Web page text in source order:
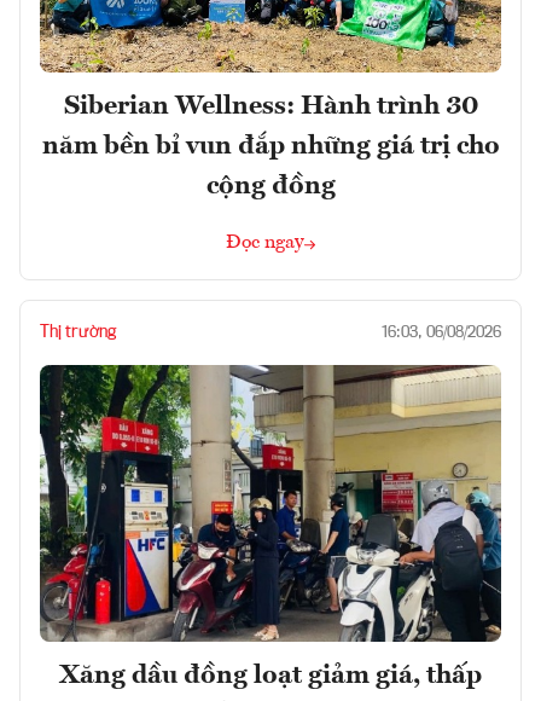
Siberian Wellness: Hành trình 30
năm bền bỉ vun đắp những giá trị cho
cộng đồng
Đọc ngay
Thị trường 16:03, 06/08/2026
Xăng dầu đồng loạt giảm giá, thấp